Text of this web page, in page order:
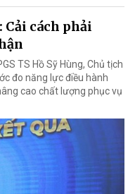
Cải cách phải
TS Hồ Sỹ Hùng, Chủ tịch
đo năng lực điều hành
cao chất lượng phục vụ